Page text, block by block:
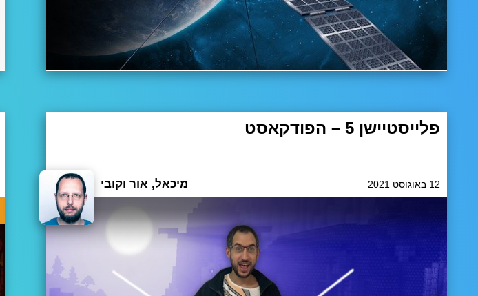
פלייסטיישן 5 – הפודקאסט
בן השאלה הנצחית, מחשב לעומת קונסולה בדור החדש
12 באוגוסט 2021 מיכאל, אור וקובי